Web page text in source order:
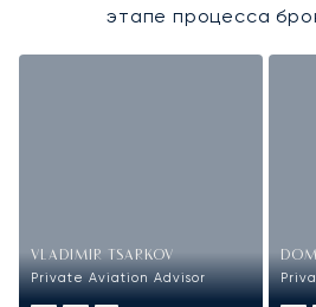
этапе процесса
VLADIMIR TSARKOV
Private Aviation Advisor